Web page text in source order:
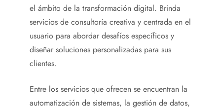
el ámbito de la transformación digital. Brinda
servicios de consultoría creativa y centrada en el
usuario para abordar desafíos específicos y
diseñar soluciones personalizadas para sus
clientes.
Entre los servicios que ofrecen se encuentran la
automatización de sistemas, la gestión de datos,